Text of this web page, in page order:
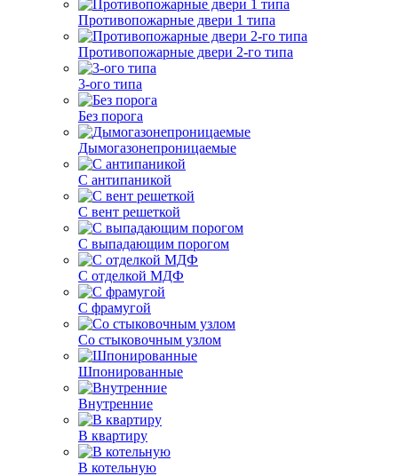
Противопожарные двери 1 типа
Противопожарные двери 2-го типа
3-ого типа
Без порога
Дымогазонепроницаемые
С антипаникой
С вент решеткой
С выпадающим порогом
С отделкой МДФ
С фрамугой
Со стыковочным узлом
Шпонированные
Внутренние
В квартиру
В котельную